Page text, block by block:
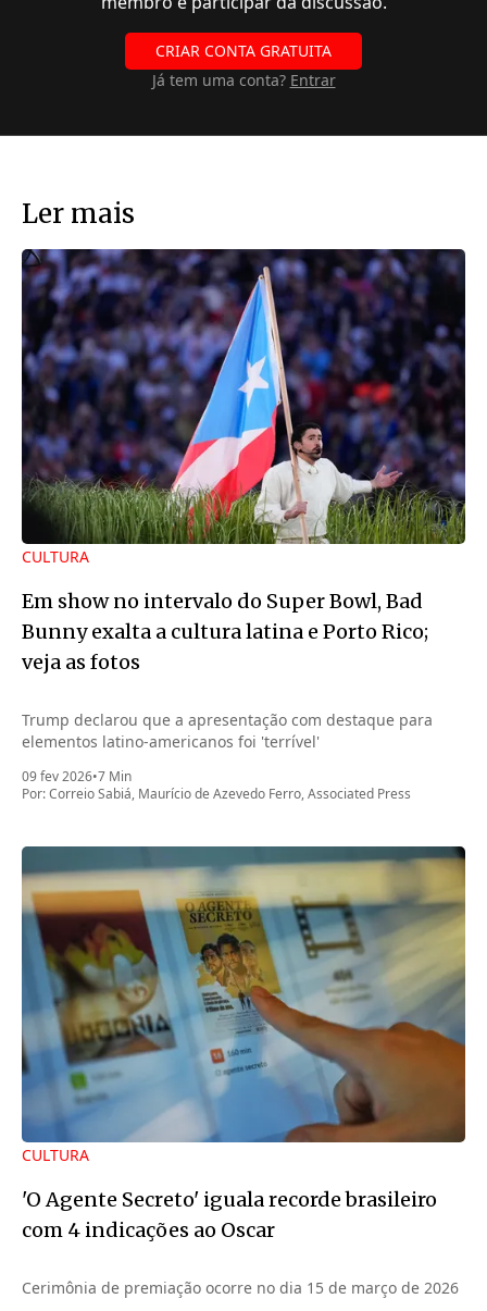
CRIAR CONTA GRATUITA
Já tem uma conta? Entrar
Ler mais
CULTURA
Em show no intervalo do Super Bowl, Bad
Bunny exalta a cultura latina e Porto Rico;
veja as fotos
Trump declarou que a apresentação com destaque para
elementos latino-americanos foi 'terrível'
09 fev 2026•7 Min
Por:Correio Sabiá, Maurício de Azevedo Ferro,Associated Press
CULTURA
'O Agente Secreto' iguala recorde brasileiro
com 4 indicações ao Oscar
Cerimônia de premiação ocorre no dia 15 de março de 2026